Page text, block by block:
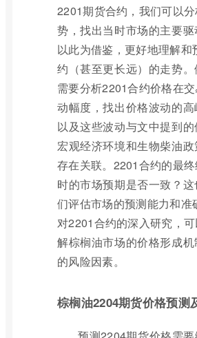
2201期货合约，我们可以
势，找出当时市场的主要
以此为借鉴，更好地理解和
约（甚至更长远）的走势
需要分析2201合约价格在
动幅度，找出价格波动的高
以及这些波动与文中提到的
宏观经济环境和生物柴油
存在关联。2201合约的最
时的市场预期是否一致？
们评估市场的预测能力和准
对2201合约的深入研究，
解棕榈油市场的价格形成
的风险因素。
棕榈油2204期货价格预测